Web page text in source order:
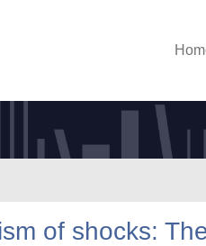
of shocks: